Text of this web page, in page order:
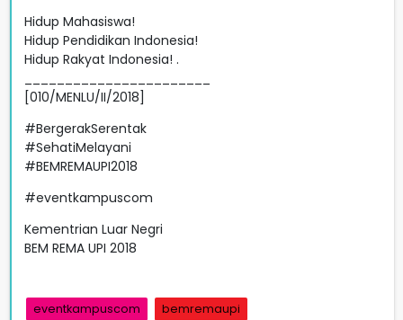
Hidup Mahasiswa!
Hidup Pendidikan Indonesia!
Hidup Rakyat Indonesia! .
[010/MENLU/II/2018]
#BergerakSerentak
#SehatiMelayani
#BEMREMAUPI2018
#eventkampuscom
Kementrian Luar Negri
BEM REMA UPI 2018
eventkampuscom bemremaupi